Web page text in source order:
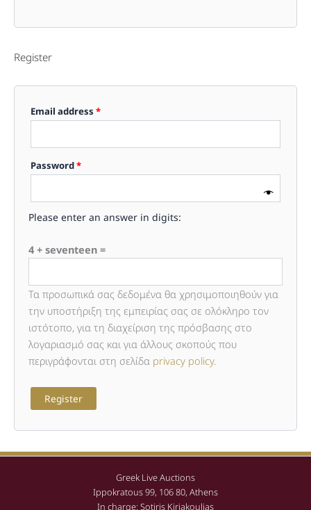
Register
Email address *Required
Password*Required
Please enter an answer in digits:
4 + seventeen =
Τα προσωπικά σας δεδομένα θα χρησιμοποιηθούν για
την υποστήριξη της εμπειρίας σας σε ολόκληρο τον
ιστότοπο, για τη διαχείριση της πρόσβασης στο
λογαριασμό σας και για άλλους σκοπούς που
περιγράφονται στη σελίδα privacy policy.
Register
Greek Live Auctions
Ippokratous 99, 106 80, Athens
In charge: Sotiris Kiriakoulias